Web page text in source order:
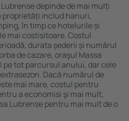
depinde de mai mulți
includ hanuri,
în timp ce hotelurile și
mai costisitoare. Costul
durata șederii și numărul
de cazare, oraşul Massa
pe tot parcursul anului, dar cele
Dacă numărul de
mai mare, costul pentru
a economisi şi mai mult,
Lubrense pentru mai mult de o